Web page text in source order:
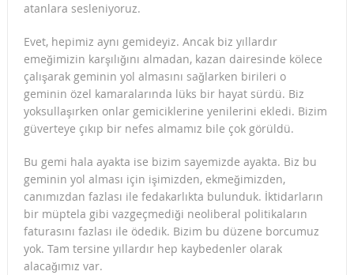
atanlara sesleniyoruz.
Evet, hepimiz aynı gemideyiz. Ancak biz yıllardır
emeğimizin karşılığını almadan, kazan dairesinde kölece
çalışarak geminin yol almasını sağlarken birileri o
geminin özel kamaralarında lüks bir hayat sürdü. Biz
yoksullaşırken onlar gemiciklerine yenilerini ekledi. Bizim
güverteye çıkıp bir nefes almamız bile çok görüldü.
Bu gemi hala ayakta ise bizim sayemizde ayakta. Biz bu
geminin yol alması için işimizden, ekmeğimizden,
canımızdan fazlası ile fedakarlıkta bulunduk. İktidarların
bir müptela gibi vazgeçmediği neoliberal politikaların
faturasını fazlası ile ödedik. Bizim bu düzene borcumuz
yok. Tam tersine yıllardır hep kaybedenler olarak
alacağımız var.